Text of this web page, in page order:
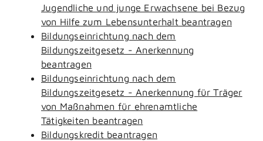
Jugendliche und junge Erwachsene bei Bezug
von Hilfe zum Lebensunterhalt beantragen
Bildungseinrichtung nach dem
Bildungszeitgesetz - Anerkennung
beantragen
Bildungseinrichtung nach dem
Bildungszeitgesetz - Anerkennung für Träger
von Maßnahmen für ehrenamtliche
Tätigkeiten beantragen
Bildungskredit beantragen